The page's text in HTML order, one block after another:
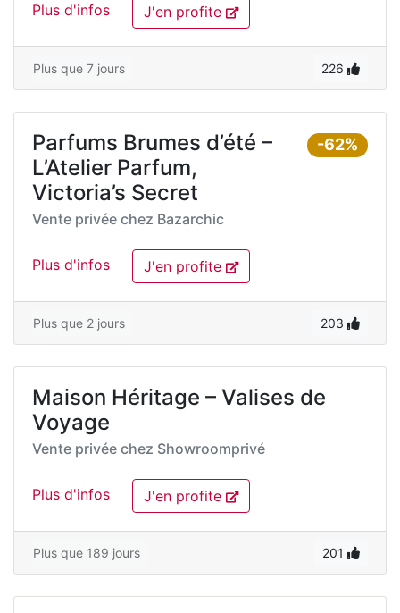
Plus d'infos J'en profite
Plus que 7 jours 226
-62%
Parfums Brumes d’été –
L’Atelier Parfum,
Victoria’s Secret
Vente privée chez Bazarchic
Plus d'infos J'en profite
Plus que 2 jours 203
Maison Héritage – Valises de
Voyage
Vente privée chez Showroomprivé
Plus d'infos J'en profite
Plus que 189 jours 201